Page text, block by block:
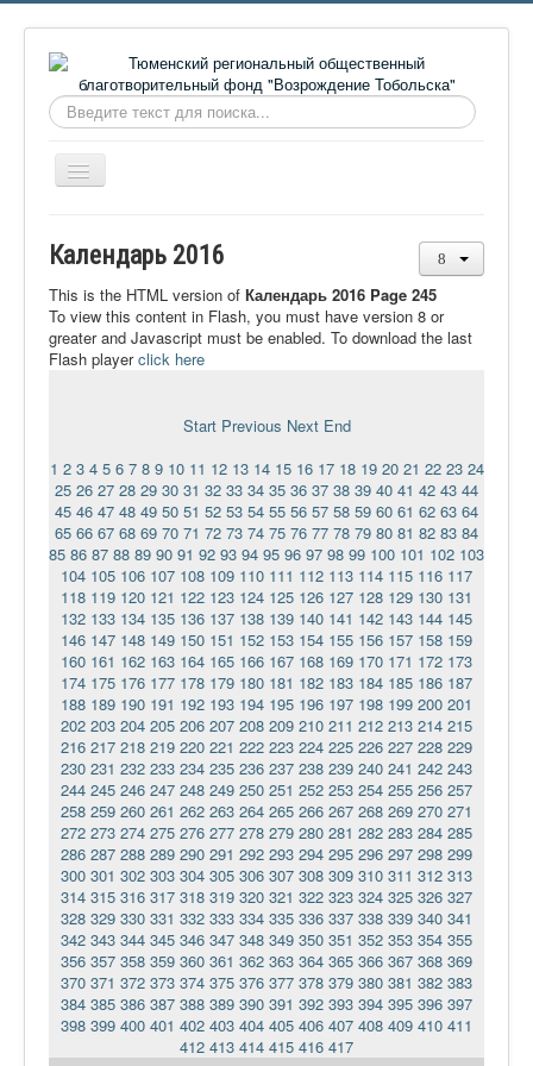
Искать...
Включить/
выключить
О фонде
Онлайн библиотека
Видеоматериалы
Сайт проекта Достоевский
Ермаковополе.рф
Календарь 2016
This is the HTML version of Календарь 2016 Page 245
To view this content in Flash, you must have version 8 or
greater and Javascript must be enabled. To download the last
Flash playerclick here
Start Previous Next End
1 2 3 4 5 6 7 8 9 10 11 12 13 14 15 16 17 18 19 20 21 22 23 24
25 26 27 28 29 30 31 32 33 34 35 36 37 38 39 40 41 42 43 44
45 46 47 48 49 50 51 52 53 54 55 56 57 58 59 60 61 62 63 64
65 66 67 68 69 70 71 72 73 74 75 76 77 78 79 80 81 82 83 84
85 86 87 88 89 90 91 92 93 94 95 96 97 98 99 100 101 102 103
104 105 106 107 108 109 110 111 112 113 114 115 116 117
118 119 120 121 122 123 124 125 126 127 128 129 130 131
132 133 134 135 136 137 138 139 140 141 142 143 144 145
146 147 148 149 150 151 152 153 154 155 156 157 158 159
160 161 162 163 164 165 166 167 168 169 170 171 172 173
174 175 176 177 178 179 180 181 182 183 184 185 186 187
188 189 190 191 192 193 194 195 196 197 198 199 200 201
202 203 204 205 206 207 208 209 210 211 212 213 214 215
216 217 218 219 220 221 222 223 224 225 226 227 228 229
230 231 232 233 234 235 236 237 238 239 240 241 242 243
244 245 246 247 248 249 250 251 252 253 254 255 256 257
258 259 260 261 262 263 264 265 266 267 268 269 270 271
272 273 274 275 276 277 278 279 280 281 282 283 284 285
286 287 288 289 290 291 292 293 294 295 296 297 298 299
300 301 302 303 304 305 306 307 308 309 310 311 312 313
314 315 316 317 318 319 320 321 322 323 324 325 326 327
328 329 330 331 332 333 334 335 336 337 338 339 340 341
342 343 344 345 346 347 348 349 350 351 352 353 354 355
356 357 358 359 360 361 362 363 364 365 366 367 368 369
370 371 372 373 374 375 376 377 378 379 380 381 382 383
384 385 386 387 388 389 390 391 392 393 394 395 396 397
398 399 400 401 402 403 404 405 406 407 408 409 410 411
412 413 414 415 416 417